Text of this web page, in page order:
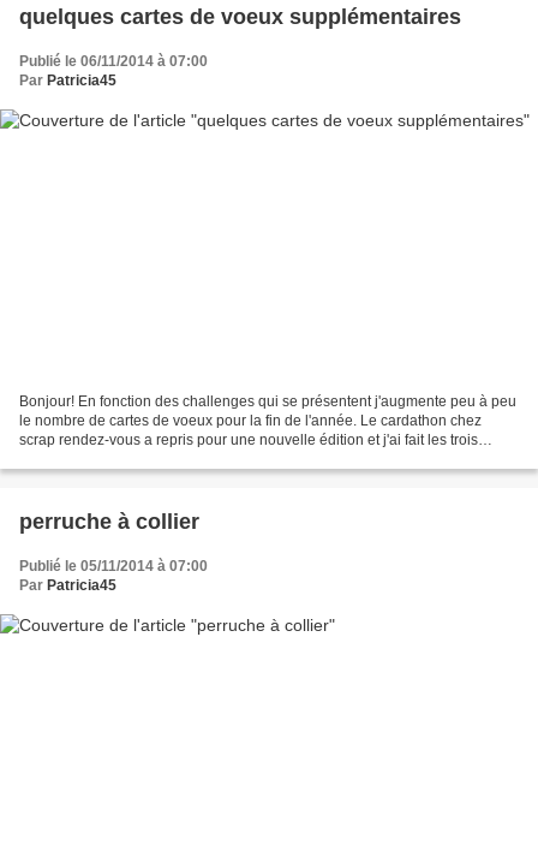
quelques cartes de voeux supplémentaires
Publié le 06/11/2014 à 07:00
Par Patricia45
Bonjour! En fonction des challenges qui se présentent j'augmente peu à peu
le nombre de cartes de voeux pour la fin de l'année. Le cardathon chez
scrap rendez-vous a repris pour une nouvelle édition et j'ai fait les trois
perruche à collier
Publié le 05/11/2014 à 07:00
Par Patricia45